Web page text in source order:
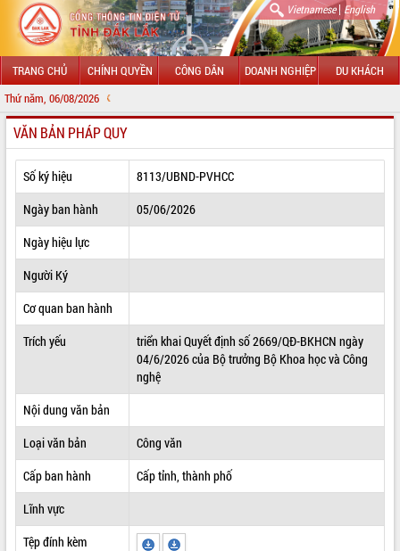
Vietnamese| English
TRANG CHỦ CHÍNH QUYỀN CÔNG DÂN DOANH NGHIỆP DU KHÁCH
Thứ năm, 06/08/2026
GIỚI THIỆU
LÃNH ĐẠO UBND TỈNH
TIN TỨC SỰ KIỆN
SỞ, BAN, NGÀNH
UBND CÁC XÃ, PHƯỜNG
THÔNG TIN CHỈ ĐẠO ĐIỀU HÀNH
HỆ THỐNG VĂN BẢN
ĐIỂM TIN VĂN BẢN
QUY HOẠCH - KẾ HOẠCH
VĂN BẢN PHÁP QUY
Số ký hiệu
8113/UBND-PVHCC
Ngày ban hành
05/06/2026
Ngày hiệu lực
Người Ký
Cơ quan ban hành
Trích yếu
triển khai Quyết định số 2669/QĐ-BKHCN ngày
04/6/2026 của Bộ trưởng Bộ Khoa học và Công
nghệ
Nội dung văn bản
Loại văn bản
Công văn
Cấp ban hành
Cấp tỉnh, thành phố
Lĩnh vực
Tệp đính kèm